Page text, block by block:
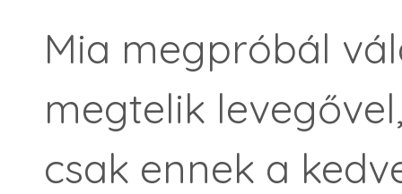
Mia megpróbál
megtelik
csak ennek a